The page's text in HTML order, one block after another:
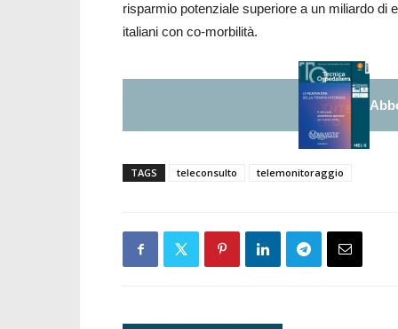
risparmio potenziale superiore a un miliardo di
italiani con co-morbilità.
TAGS teleconsulto telemonitoraggio